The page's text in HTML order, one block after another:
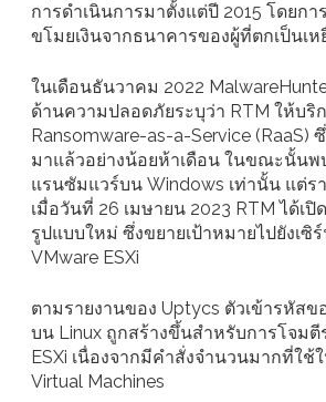
การดำเนินการมาตั้งแต่ปี 2015 โดยกา
ขโมยเงินจากธนาคารของผู้ที่ตกเป็นเห
ในเดือนธันวาคม 2022
ด้านความปลอดภัยระบุว่า RTM ให้บริ
Ransomware-as-a-Service (RaaS)
มาแล้วอย่างน้อยห้าเดือน ในขณะนั้นพ
แรนซัมแวร์บน Windows เท่านั้น แต่ร
เมื่อวันที่ 26 เมษายน 2023 RTM ได้เปิ
รูปแบบใหม่ ซึ่งขยายเป้าหมายไปยังเซิร์
VMware ESXi
ตามรายงานของ Uptycs ตัวเข้ารหัสข
บน Linux ถูกสร้างขึ้นสำหรับการโจมตี
ESXi เนื่องจากมีคำสั่งจำนวนมากที่ใช้
Virtual Machines